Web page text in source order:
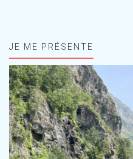
JE ME PRÉSENTE